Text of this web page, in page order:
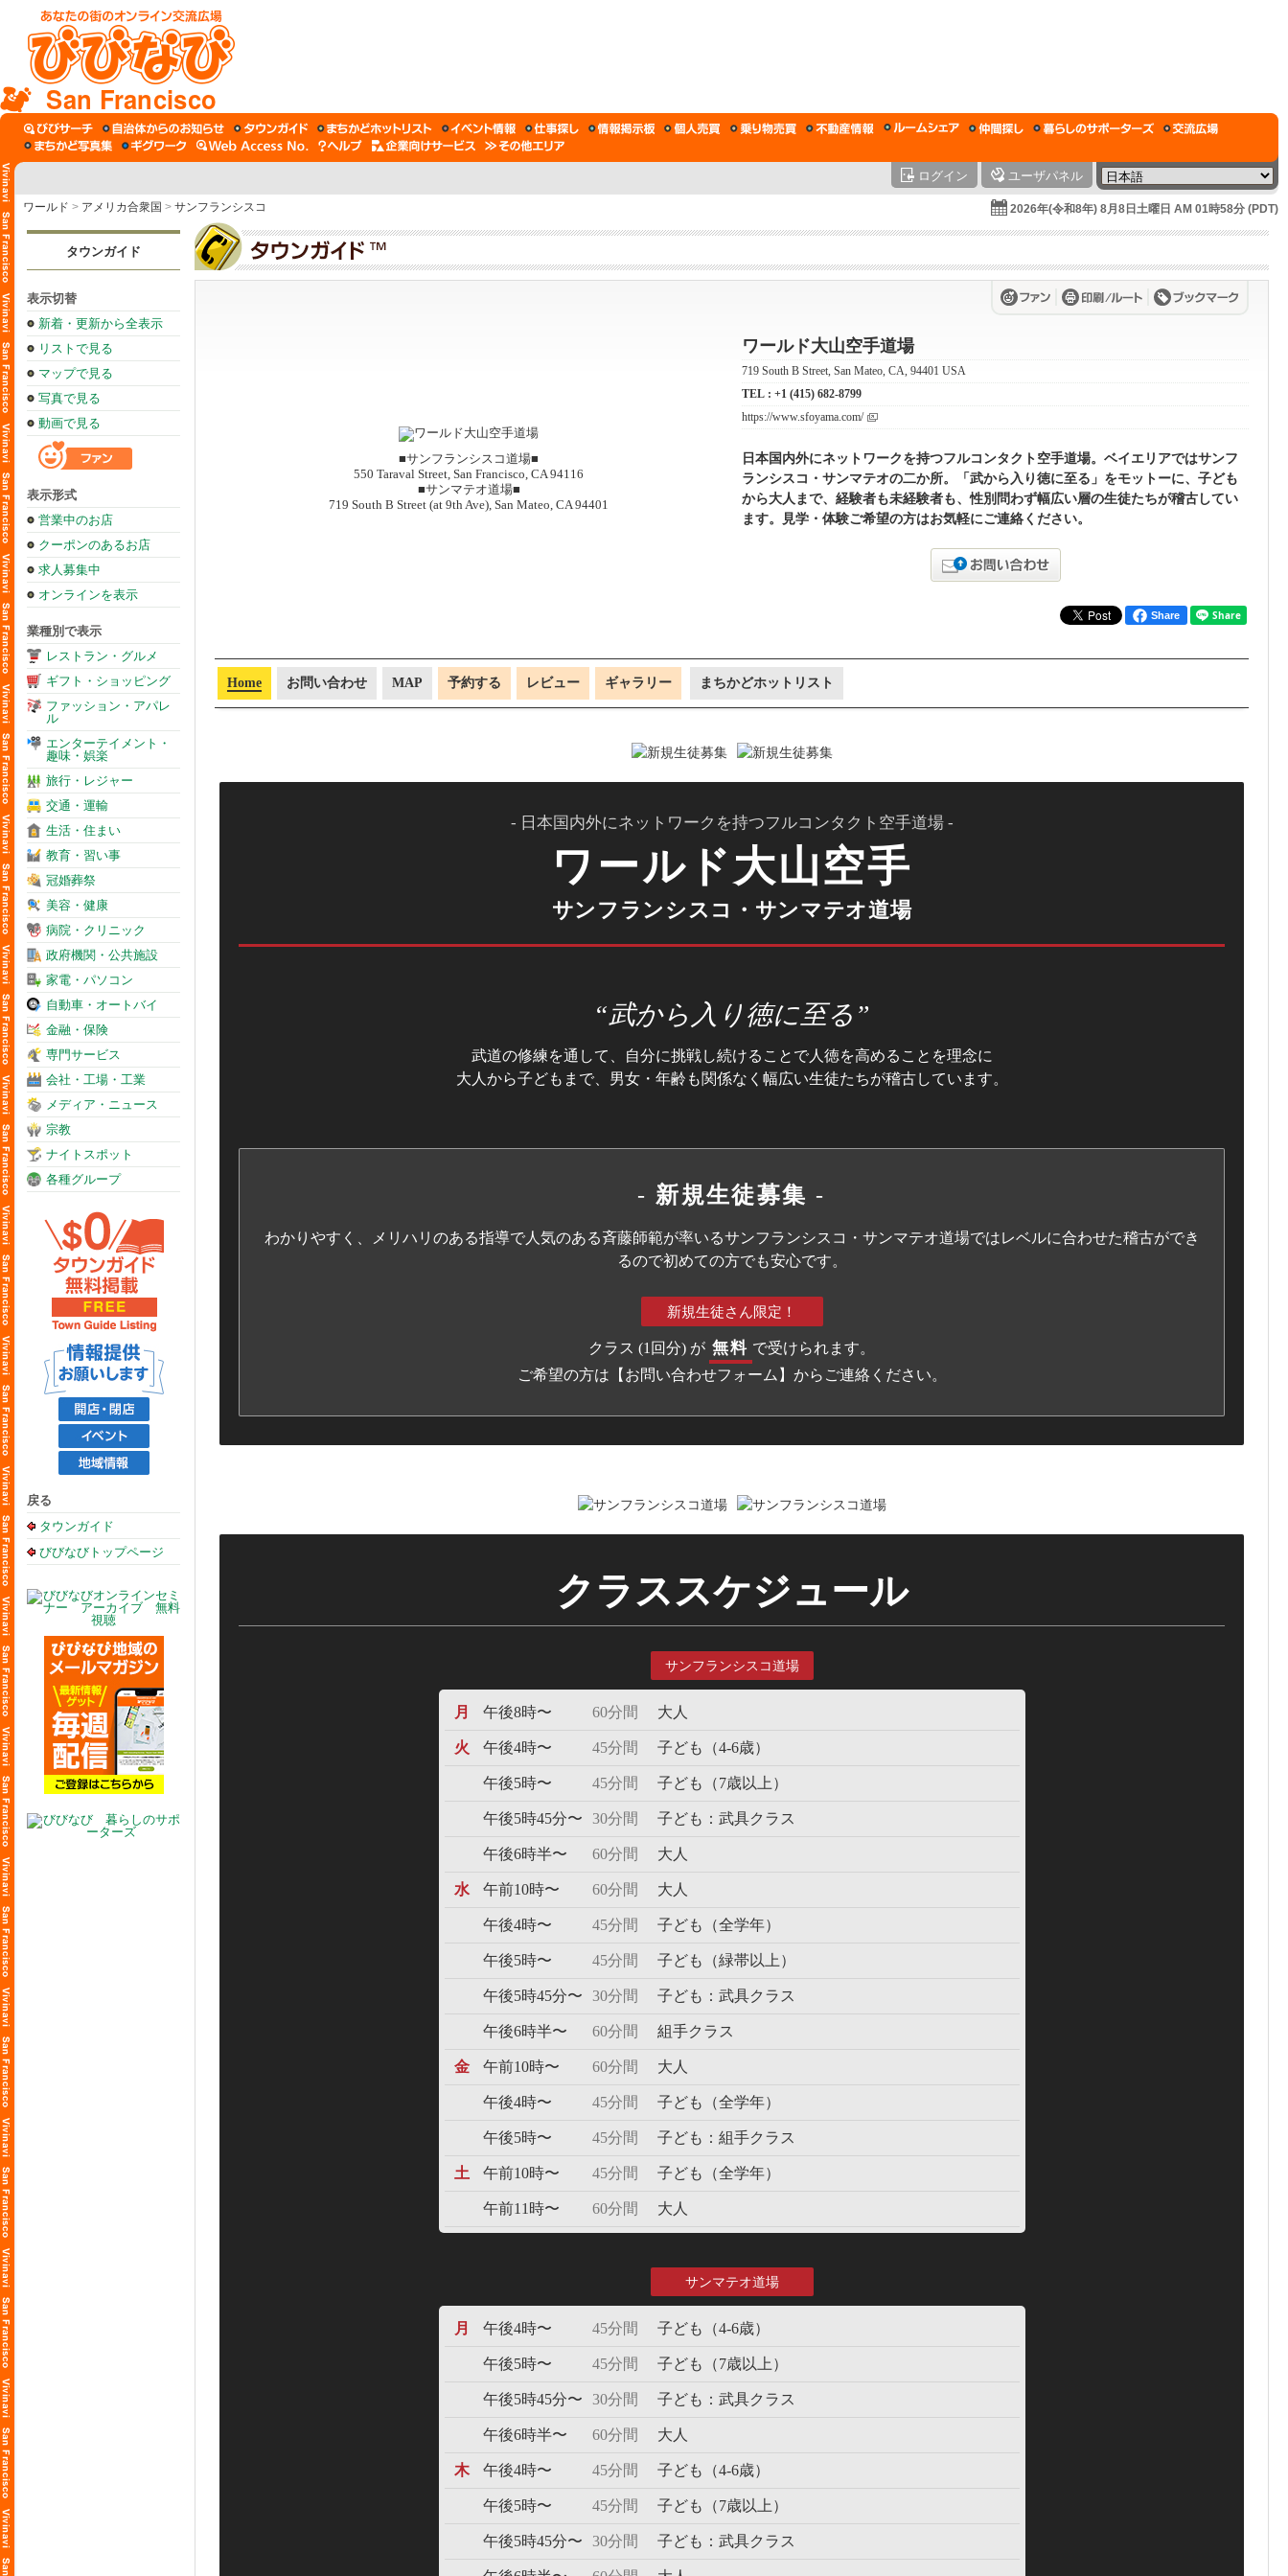
San Francisco
ログイン ユーザパネル
ワールド > アメリカ合衆国 > サンフランシスコ 2026年(令和8年) 8月8日土曜日 AM 01時58分 (PDT)
タウンガイド
表示切替
新着・更新から全表示
リストで見る
マップで見る
写真で見る
動画で見る
表示形式
営業中のお店
クーポンのあるお店
求人募集中
オンラインを表示
業種別で表示
レストラン・グルメ
ギフト・ショッピング
ファッション・アパレ
ル
エンターテイメント・
趣味・娯楽
旅行・レジャー
交通・運輸
生活・住まい
教育・習い事
冠婚葬祭
美容・健康
病院・クリニック
政府機関・公共施設
家電・パソコン
自動車・オートバイ
金融・保険
専門サービス
会社・工場・工業
メディア・ニュース
宗教
ナイトスポット
各種グループ
戻る
タウンガイド
びびなびトップページ
■サンフランシスコ道場■
550 Taraval Street, San Francisco, CA 94116
■サンマテオ道場■
719 South B Street (at 9th Ave), San Mateo, CA 94401
ワールド大山空手道場
719 South B Street, San Mateo, CA, 94401 USA
TEL : +1 (415) 682-8799
https://www.sfoyama.com/
日本国内外にネットワークを持つフルコンタクト空手道場。ベイエリアではサンフ
ランシスコ・サンマテオの二か所。「武から入り徳に至る」をモットーに、子ども
から大人まで、経験者も未経験者も、性別問わず幅広い層の生徒たちが稽古してい
ます。見学・体験ご希望の方はお気軽にご連絡ください。
Share
Home お問い合わせ MAP 予約する レビュー ギャラリー まちかどホットリスト
- 日本国内外にネットワークを持つフルコンタクト空手道場 -
ワールド大山空手
サンフランシスコ・サンマテオ道場
“武から入り徳に至る”
武道の修練を通して、自分に挑戦し続けることで人徳を高めることを理念に
大人から子どもまで、男女・年齢も関係なく幅広い生徒たちが稽古しています。
- 新規生徒募集 -
わかりやすく、メリハリのある指導で人気のある斉藤師範が率いるサンフランシスコ・サンマテオ道場ではレベルに合わせた稽古ができ
るので初めての方でも安心です。
新規生徒さん限定！
クラス (1回分) が 無料 で受けられます。
ご希望の方は【お問い合わせフォーム】からご連絡ください。
クラススケジュール
サンフランシスコ道場
月 午後8時〜 60分間 大人
火 午後4時〜 45分間 子ども（4-6歳）
午後5時〜 45分間 子ども（7歳以上）
午後5時45分〜 30分間 子ども：武具クラス
午後6時半〜 60分間 大人
水 午前10時〜 60分間 大人
午後4時〜 45分間 子ども（全学年）
午後5時〜 45分間 子ども（緑帯以上）
午後5時45分〜 30分間 子ども：武具クラス
午後6時半〜 60分間 組手クラス
金 午前10時〜 60分間 大人
午後4時〜 45分間 子ども（全学年）
午後5時〜 45分間 子ども：組手クラス
土 午前10時〜 45分間 子ども（全学年）
午前11時〜 60分間 大人
サンマテオ道場
月 午後4時〜 45分間 子ども（4-6歳）
午後5時〜 45分間 子ども（7歳以上）
午後5時45分〜 30分間 子ども：武具クラス
午後6時半〜 60分間 大人
木 午後4時〜 45分間 子ども（4-6歳）
午後5時〜 45分間 子ども（7歳以上）
午後5時45分〜 30分間 子ども：武具クラス